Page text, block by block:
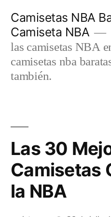
contenido
Camisetas NBA
Camiseta NBA
las camisetas NBA
camisetas nba
también.
Las 30
Camisetas
la NBA